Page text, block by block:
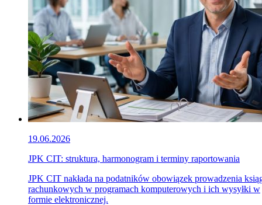
19.06.2026
JPK CIT: struktura, harmonogram i terminy raportowania
JPK CIT nakłada na podatników obowiązek prowadzenia
rachunkowych w programach komputerowych i ich wysyłki w
formie elektronicznej.